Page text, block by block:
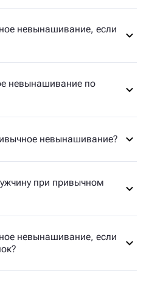
невынашивание, если
невынашивание по
невынашивание?
при привычном
невынашивание, если